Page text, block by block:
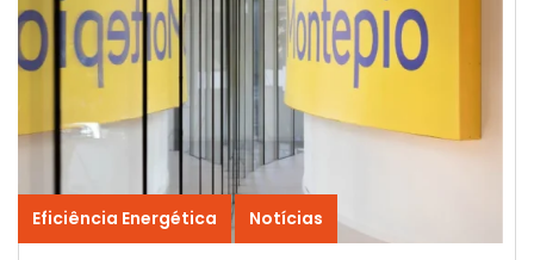
Eficiência Energética Notícias